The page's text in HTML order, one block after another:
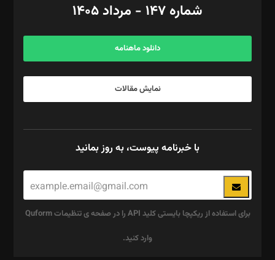
آگهی و مشترکین: ۰۹۱۹۹۹۹۰۴۵۴
شماره ۱۴۷ - مرداد ۱۴۰۵
دانلود ماهنامه
نمایش مقالات
با خبرنامه پیوست، به روز بمانید
برای استفاده از ریکپچا بایستی کلید API را در صفحه ی تنظیمات Quform
وارد کنید.